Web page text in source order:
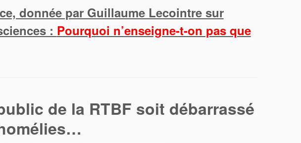
donnée par Guillaume Lecointre sur
: Pourquoi n’enseigne-t-on pas que
de la RTBF soit débarrassé